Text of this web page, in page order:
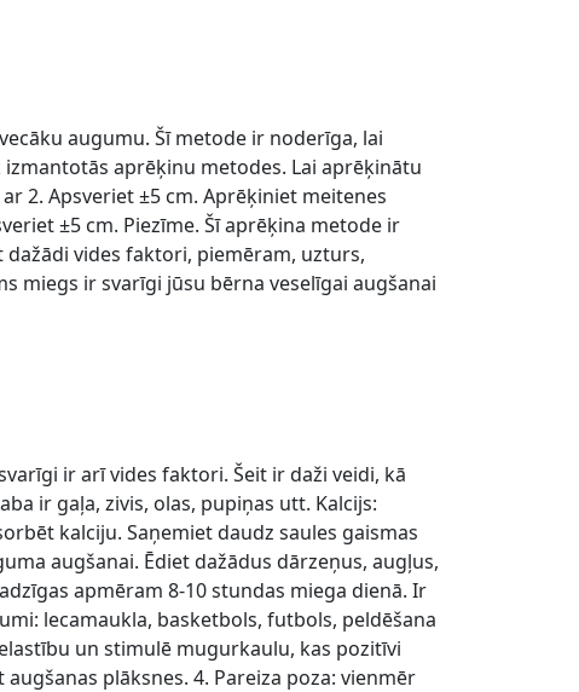
augumu. Šī metode ir noderīga, lai
aprēķinu metodes. Lai aprēķinātu
2. Apsveriet ±5 cm. Aprēķiniet meitenes
±5 cm. Piezīme. Šī aprēķina metode ir
vides faktori, piemēram, uzturs,
miegs ir svarīgi jūsu bērna veselīgai augšanai
ir arī vides faktori. Šeit ir daži veidi, kā
ir gaļa, zivis, olas, pupiņas utt. Kalcijs:
kalciju. Saņemiet daudz saules gaismas
augšanai. Ēdiet dažādus dārzeņus, augļus,
apmēram 8-10 stundas miega dienā. Ir
lecamaukla, basketbols, futbols, peldēšana
un stimulē mugurkaulu, kas pozitīvi
plāksnes. 4. Pareiza poza: vienmēr